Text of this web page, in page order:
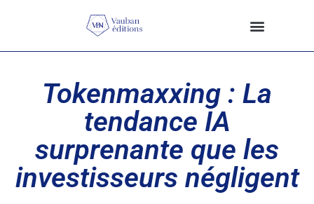
Tokenmaxxing : La
tendance IA
surprenante que les
investisseurs négligent